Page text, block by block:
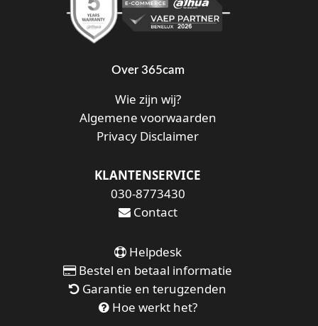
Over 365cam
Wie zijn wij?
Algemene voorwaarden
Privacy Disclaimer
KLANTENSERVICE
030-8773430
Contact
Helpdesk
Bestel en betaal informatie
Garantie en terugzenden
Hoe werkt het?